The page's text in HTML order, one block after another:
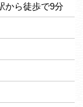
から徒歩で9分